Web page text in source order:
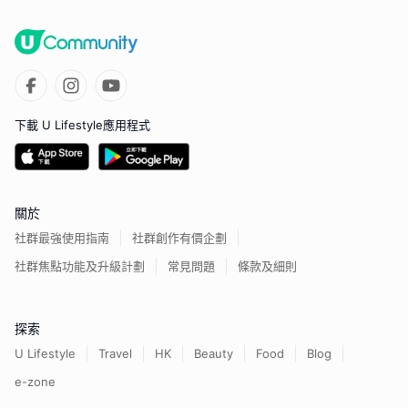
下載 U Lifestyle應用程式
關於
社群最強使用指南
社群創作有價企劃
社群焦點功能及升級計劃
常見問題 條款及細則
探索
U Lifestyle Travel HK Beauty Food
Blog
e-zone